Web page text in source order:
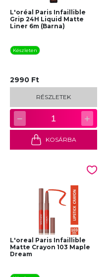
L'oréal Paris Infaillible
Grip 24H Liquid Matte
Liner 6m (Barna)
Készleten
2990 Ft
RÉSZLETEK
− 1 +
KOSÁRBA
L'oreal Paris Infaillible
Matte Crayon 103 Maple
Dream